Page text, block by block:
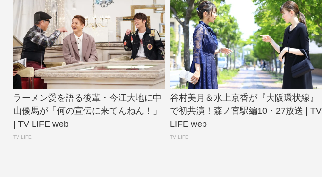
ラーメン愛を語る後輩・今江大地に中
山優馬が「何の宣伝に来てんねん！」
| TV LIFE web
TV LIFE
谷村美月＆水上京香が『大阪環状線』
で初共演！森ノ宮駅編10・27放送 | TV
LIFE web
TV LIFE